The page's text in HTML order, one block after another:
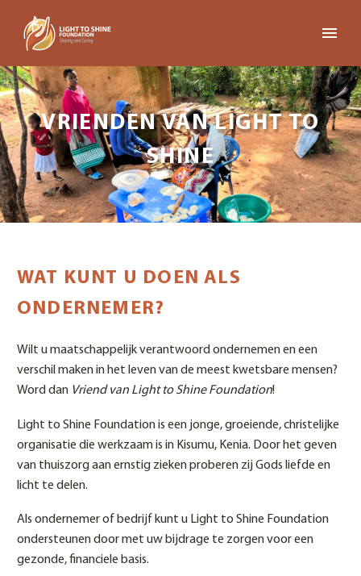
VRIENDEN VAN LIGHT TO
SHINE
WAT KUNT U DOEN ALS
ONDERNEMER?
Wilt u maatschappelijk verantwoord ondernemen en een
verschil maken in het leven van de meest kwetsbare mensen?
Word dan Vriend van Light to Shine Foundation!
Light to Shine Foundation is een jonge, groeiende, christelijke
organisatie die werkzaam is in Kisumu, Kenia. Door het geven
van thuiszorg aan ernstig zieken proberen zij Gods liefde en
licht te delen.
Als ondernemer of bedrijf kunt u Light to Shine Foundation
ondersteunen door met uw bijdrage te zorgen voor een
gezonde, financiele basis.